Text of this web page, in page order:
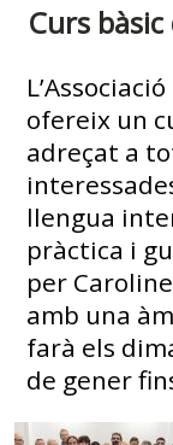
Curs
ofereix un
adreçat a
llengua
pràctica i
per
amb una
farà els
de gener